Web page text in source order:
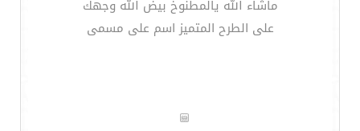
ماشاء الله يالمطنوخ بيض الله وجهك
على الطرح المتميز اسم على مسمى